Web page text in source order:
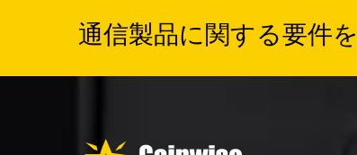
通信製品に関する要件